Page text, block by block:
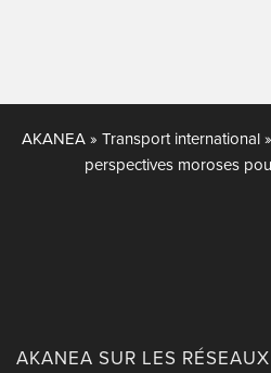
AKANEA» Transport international»
perspectives moroses
AKANEA SUR LES